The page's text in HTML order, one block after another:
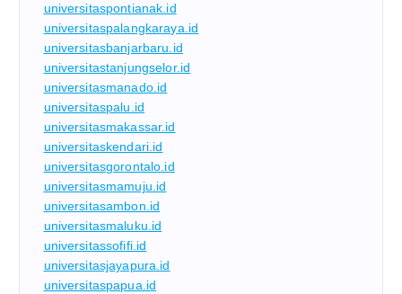
universitaspontianak.id
universitaspalangkaraya.id
universitasbanjarbaru.id
universitastanjungselor.id
universitasmanado.id
universitaspalu.id
universitasmakassar.id
universitaskendari.id
universitasgorontalo.id
universitasmamuju.id
universitasambon.id
universitasmaluku.id
universitassofifi.id
universitasjayapura.id
universitaspapua.id